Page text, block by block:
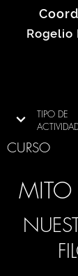
Rogelio
TIPO DE
CURSO
MITO